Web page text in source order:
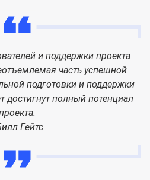
и поддержки проекта
часть успешной
подготовки и поддержки
достигнут полный потенциал
Гейтс